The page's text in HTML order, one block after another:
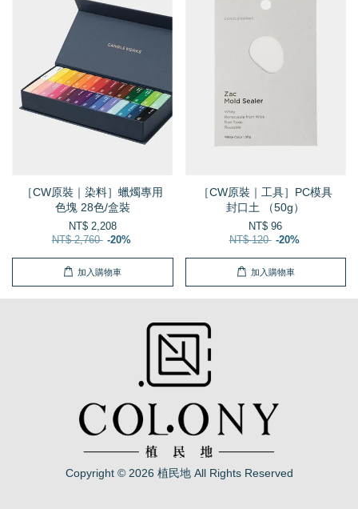
［CW原裝｜染料］蠟燭專用
色塊 28色/盒裝
NT$ 2,208
NT$ 2,760 -20%
加入購物車
［CW原裝｜工具］PC模具
封口土 （50g）
NT$ 96
NT$ 120 -20%
加入購物車
Copyright © 2026 植民地 All Rights Reserved